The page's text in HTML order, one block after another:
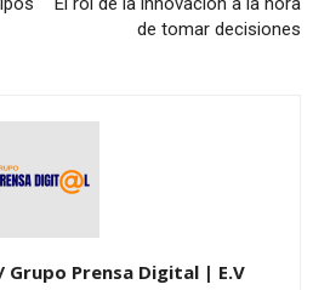
de tomar decisiones
Grupo Prensa Digital | E.V